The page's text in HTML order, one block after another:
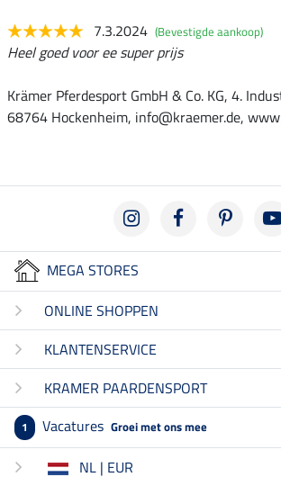
7.3.2024 (Bevestigde aankoop)
Heel goed voor ee super prijs
Krämer Pferdesport GmbH & Co. KG, 4.
68764 Hockenheim, info@kraemer.de,
MEGA STORES
ONLINE SHOPPEN
KLANTENSERVICE
KRAMER PAARDENSPORT
1 Vacatures Groei met ons mee
NL | EUR